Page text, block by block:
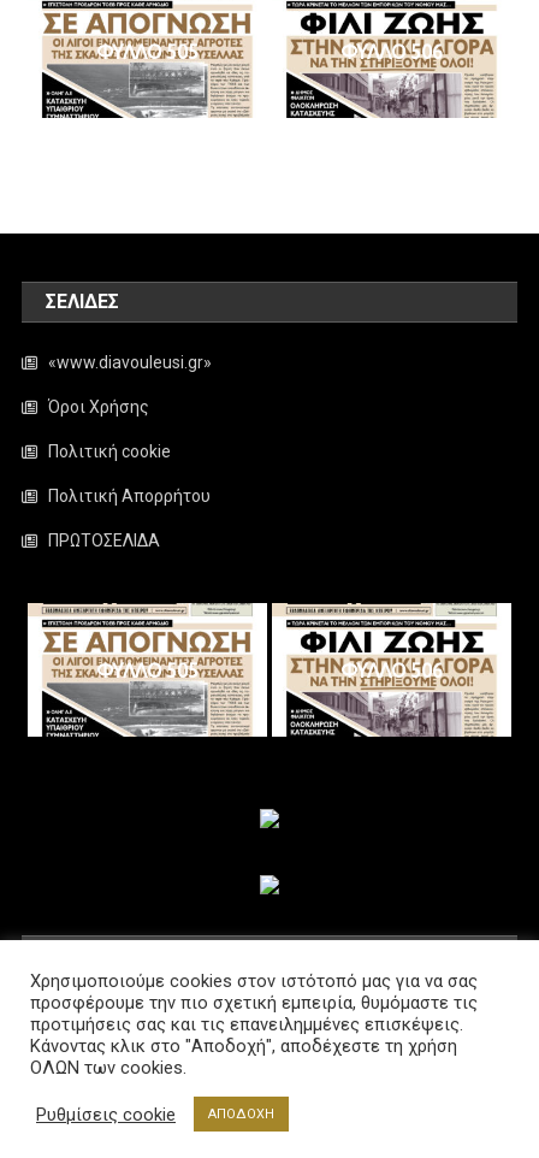
ΦΥΛΛΟ 505 ΦΥΛΛΟ 506
ΣΕΛΊΔΕΣ
«www.diavouleusi.gr»
Όροι Χρήσης
Πολιτική cookie
Πολιτική Απορρήτου
ΠΡΩΤΟΣΕΛΙΔΑ
ΦΥΛΛΟ 505 ΦΥΛΛΟ 506
Διαβούλευση @2021 Powered by www.lab-net.gr
Χρησιμοποιούμε cookies στον ιστότοπό μας για να σας
προσφέρουμε την πιο σχετική εμπειρία, θυμόμαστε τις
προτιμήσεις σας και τις επανειλημμένες επισκέψεις.
Κάνοντας κλικ στο "Αποδοχή", αποδέχεστε τη χρήση
ΟΛΩΝ των cookies.
Ρυθμίσεις cookie ΑΠΟΔΟΧΗ